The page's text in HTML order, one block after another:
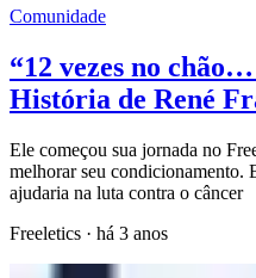
Comunidade
“12 vezes no
História de René
Ele começou sua jornada no
melhorar seu condicionamento.
ajudaria na luta contra o câncer
Freeletics · há 3 anos